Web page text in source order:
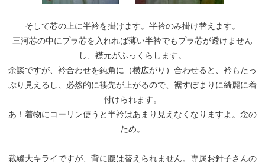
そして芯の上に半衿を掛けます。半衿のみ掛け替えます。
三河芯の中にプラ芯を入れれば薄い半衿でもプラ芯が透けません
し、襟元がふっくらします。
余談ですが、衿合わせを鈍角に（横広がり）合わせると、衿もたっ
ぷり見えるし、必然的に褄先が上がるので、裾すぼまりに綺麗に着
付けられます。
あ！着物にコーリン使うと半衿はあまり見えなくなりますよ。念の
ため。
裁縫大キライですが、背に腹は替えられません。専属お針子さんの